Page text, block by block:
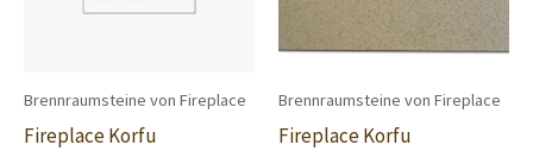
Brennraumsteine von Fireplace
Fireplace Korfu
Brennraumsteine von Fireplace
Fireplace Korfu